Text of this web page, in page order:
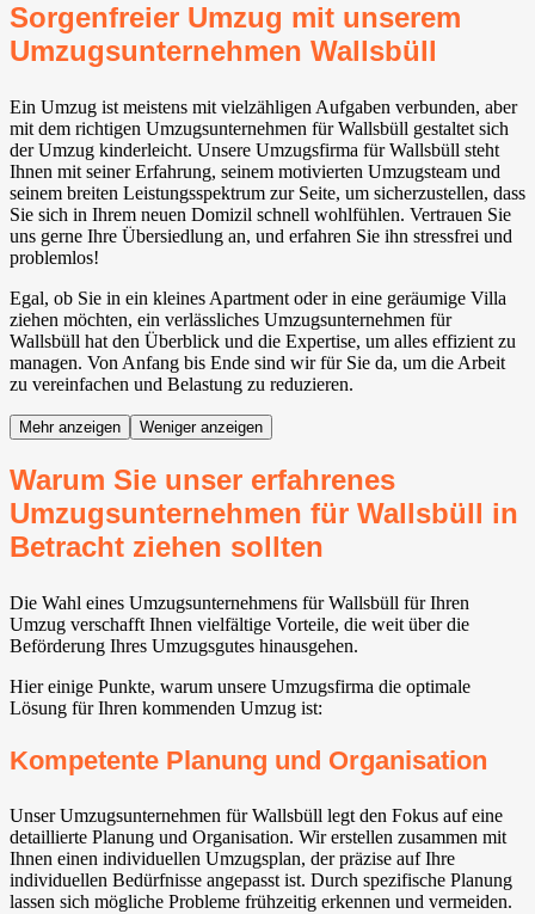
Sorgenfreier Umzug mit unserem
Umzugsunternehmen Wallsbüll
Ein Umzug ist meistens mit vielzähligen Aufgaben verbunden, aber
mit dem richtigen Umzugsunternehmen für Wallsbüll gestaltet sich
der Umzug kinderleicht. Unsere Umzugsfirma für Wallsbüll steht
Ihnen mit seiner Erfahrung, seinem motivierten Umzugsteam und
seinem breiten Leistungsspektrum zur Seite, um sicherzustellen, dass
Sie sich in Ihrem neuen Domizil schnell wohlfühlen. Vertrauen Sie
uns gerne Ihre Übersiedlung an, und erfahren Sie ihn stressfrei und
problemlos!
Egal, ob Sie in ein kleines Apartment oder in eine geräumige Villa
ziehen möchten, ein verlässliches Umzugsunternehmen für
Wallsbüll hat den Überblick und die Expertise, um alles effizient zu
managen. Von Anfang bis Ende sind wir für Sie da, um die Arbeit
zu vereinfachen und Belastung zu reduzieren.
Mehr anzeigen Weniger anzeigen
Warum Sie unser erfahrenes
Umzugsunternehmen für Wallsbüll in
Betracht ziehen sollten
Die Wahl eines Umzugsunternehmens für Wallsbüll für Ihren
Umzug verschafft Ihnen vielfältige Vorteile, die weit über die
Beförderung Ihres Umzugsgutes hinausgehen.
Hier einige Punkte, warum unsere Umzugsfirma die optimale
Lösung für Ihren kommenden Umzug ist:
Kompetente Planung und Organisation
Unser Umzugsunternehmen für Wallsbüll legt den Fokus auf eine
detaillierte Planung und Organisation. Wir erstellen zusammen mit
Ihnen einen individuellen Umzugsplan, der präzise auf Ihre
individuellen Bedürfnisse angepasst ist. Durch spezifische Planung
lassen sich mögliche Probleme frühzeitig erkennen und vermeiden.